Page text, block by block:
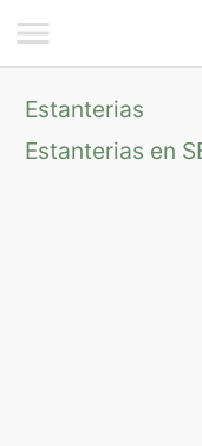
Estanterias
Estanterias en